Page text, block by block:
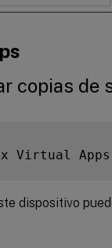
copias de
Virtual
dispositivo